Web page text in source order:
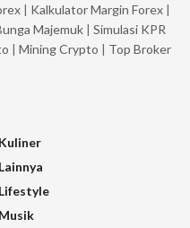
| Kalkulator Margin Forex |
Majemuk | Simulasi KPR
| Mining Crypto | Top Broker
Kuliner
Lainnya
Lifestyle
Musik